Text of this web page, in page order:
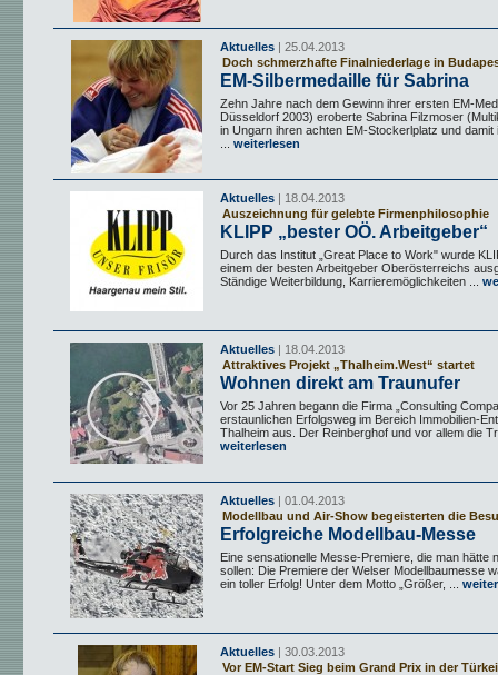
Aktuelles | 25.04.2013
Doch schmerzhafte Finalniederlage in
EM-Silbermedaille für Sabrina
Zehn Jahre nach dem Gewinn ihrer ersten EM-
Düsseldorf 2003) eroberte Sabrina Filzmoser
in Ungarn ihren achten EM-Stockerlplatz und damit
weiterlesen
Aktuelles | 18.04.2013
Auszeichnung für gelebte Firmenphilosophie
KLIPP „bester OÖ. Arbeitgeber“
Durch das Institut „Great Place to Work" wurde
einem der besten Arbeitgeber Oberösterreichs
Ständige Weiterbildung, Karrieremöglichkeiten ...
Aktuelles | 18.04.2013
Attraktives Projekt „Thalheim.West“ startet
Wohnen direkt am Traunufer
Vor 25 Jahren begann die Firma „Consulting
erstaunlichen Erfolgsweg im Bereich Immobilien-
Thalheim aus. Der Reinberghof und vor allem die
weiterlesen
Aktuelles | 01.04.2013
Modellbau und Air-Show begeisterten die
Erfolgreiche Modellbau-Messe
Eine sensationelle Messe-Premiere, die man hätte
sollen: Die Premiere der Welser Modellbaumesse
ein toller Erfolg! Unter dem Motto „Größer, ...
Aktuelles | 30.03.2013
Vor EM-Start Sieg beim Grand Prix in der Türkei